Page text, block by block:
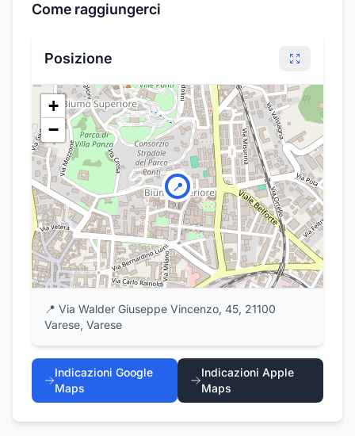
Come raggiungerci
Posizione
📍
+
−
📍 Via Walder Giuseppe Vincenzo, 45, 21100
Varese, Varese
Indicazioni Google
Maps
Indicazioni Apple
Maps